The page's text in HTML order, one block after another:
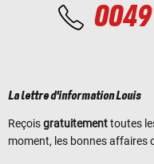
0049
La lettre d'information Louis
Reçoisgratuitementtoutes
moment, les bonnes affaires